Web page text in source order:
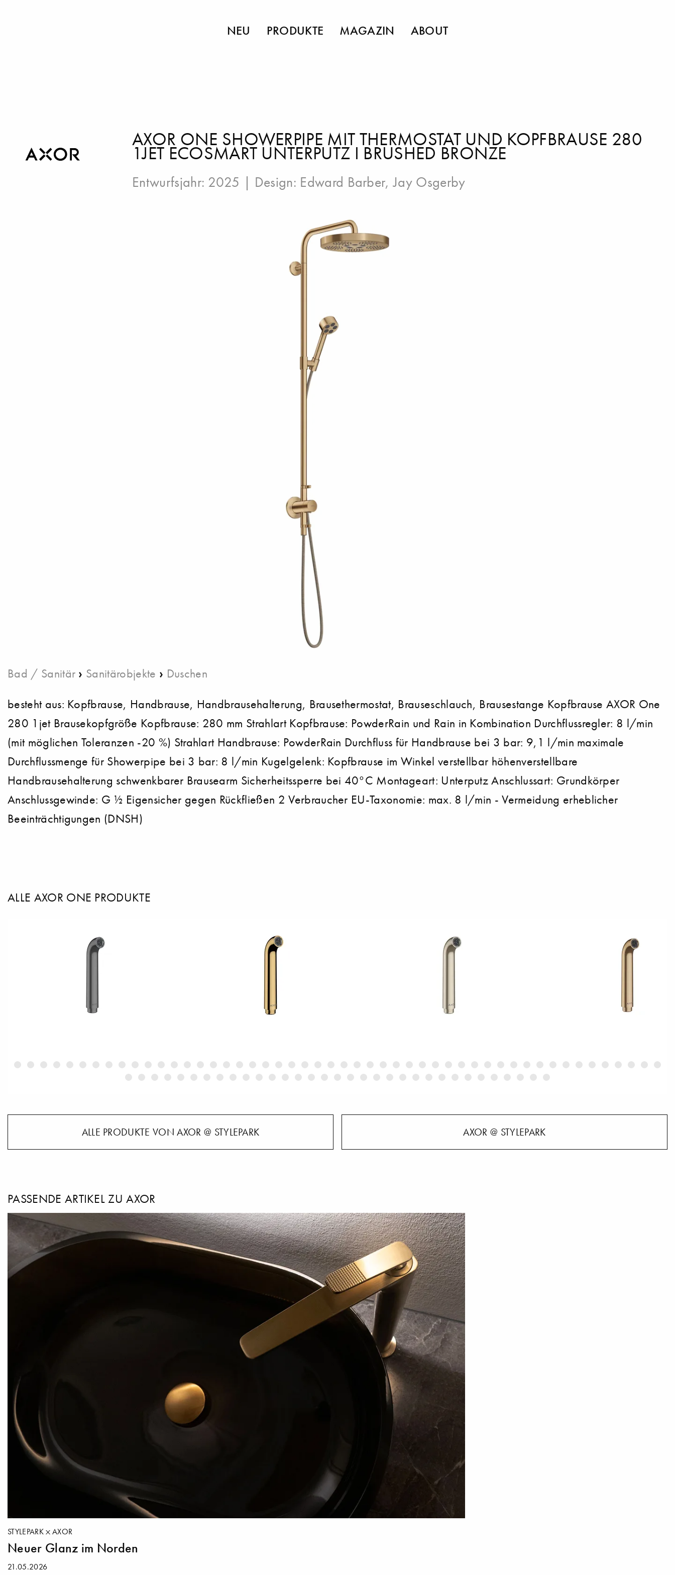
NEU PRODUKTE MAGAZIN ABOUT
AXOR ONE SHOWERPIPE MIT THERMOSTAT UND KOPFBRAUSE 280
1JET ECOSMART UNTERPUTZ I BRUSHED BRONZE
Entwurfsjahr: 2025 | Design: Edward Barber,Jay Osgerby
Bad / Sanitär › Sanitärobjekte › Duschen
besteht aus: Kopfbrause, Handbrause, Handbrausehalterung, Brausethermostat, Brauseschlauch, Brausestange Kopfbrause AXOR One
280 1jet Brausekopfgröße Kopfbrause: 280 mm Strahlart Kopfbrause: PowderRain und Rain in Kombination Durchflussregler: 8 l/min
(mit möglichen Toleranzen -20 %) Strahlart Handbrause: PowderRain Durchfluss für Handbrause bei 3 bar: 9,1 l/min maximale
Durchflussmenge für Showerpipe bei 3 bar: 8 l/min Kugelgelenk: Kopfbrause im Winkel verstellbar höhenverstellbare
Handbrausehalterung schwenkbarer Brausearm Sicherheitssperre bei 40°C Montageart: Unterputz Anschlussart: Grundkörper
Anschlussgewinde: G ½ Eigensicher gegen Rückfließen 2 Verbraucher EU-Taxonomie: max. 8 l/min - Vermeidung erheblicher
Beeinträchtigungen (DNSH)
ALLE AXOR ONE PRODUKTE
ALLE PRODUKTE VON AXOR @ STYLEPARK AXOR @ STYLEPARK
PASSENDE ARTIKEL ZU AXOR
STYLEPARK AXOR
Neuer Glanz im Norden
21.05.2026